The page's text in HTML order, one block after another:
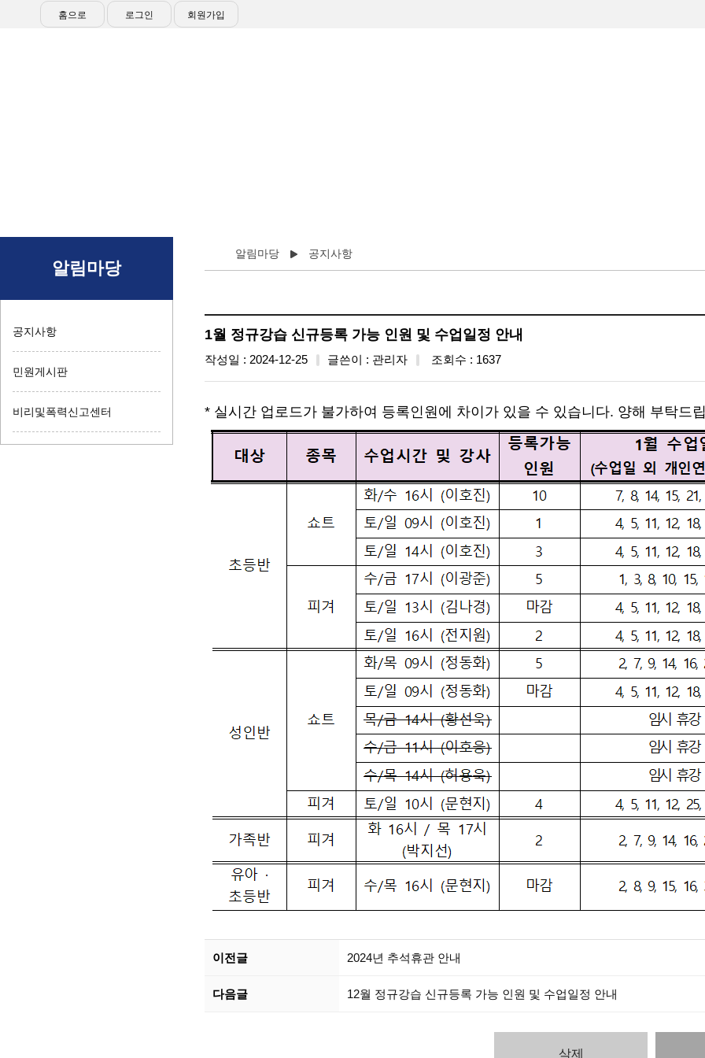
홈으로 로그인 회원가입
알림마당
공지사항
민원게시판
비리및폭력신고센터
알림마당 공지사항
1월 정규강습 신규등록 가능 인원 및 수업일정 안내
작성일 : 2024-12-25 글쓴이 : 관리자 조회수 : 1637
* 실시간 업로드가 불가하여 등록인원에 차이가 있을 수 있습니다. 양해 부탁드
이전글 2024년 추석휴관 안내
다음글 12월 정규강습 신규등록 가능 인원 및 수업일정 안내
삭제